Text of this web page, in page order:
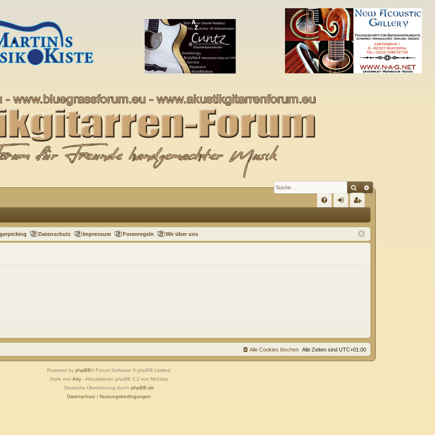
SucheErweiterte Suche
S
Q m
el
ist
rie
Datenschutz Impressum Forenregeln Wir über uns
Alle Zeiten sind UTC+01:00
Alle Cookies löschen
Powered by phpBB® Forum Software © phpBB Limited
Style von Arty- Aktualisieren phpBB 3.2 von MrGaby
Deutsche Übersetzung durch phpBB.de
Datenschutz| Nutzungsbedingungen